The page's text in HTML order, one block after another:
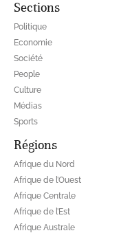
Sections
Politique
Economie
Société
People
Culture
Médias
Sports
Régions
Afrique du Nord
Afrique de l’Ouest
Afrique Centrale
Afrique de l’Est
Afrique Australe